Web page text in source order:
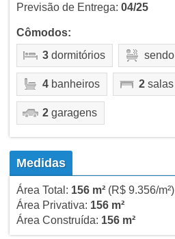
Previsão de Entrega: 04/25
Cômodos:
3dormitórios sendo
4banheiros 2salas
2garagens
Medidas
Área Total: 156 m²(R$ 9.356/m²)
Área Privativa: 156 m²
Área Construída: 156 m²